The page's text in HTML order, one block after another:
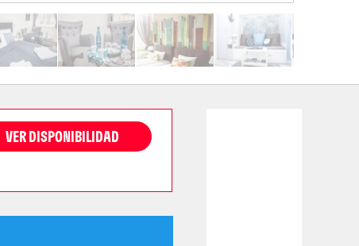
VER DISPONIBILIDAD